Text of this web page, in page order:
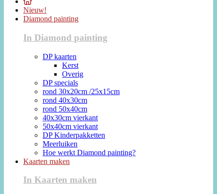
Nieuw!
Diamond painting
In Diamond painting
DP kaarten
Kerst
Overig
DP specials
rond 30x20cm /25x15cm
rond 40x30cm
rond 50x40cm
40x30cm vierkant
50x40cm vierkant
DP Kinderpakketten
Meerluiken
Hoe werkt Diamond painting?
Kaarten maken
In Kaarten maken